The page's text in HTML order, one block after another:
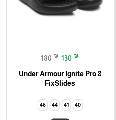
180 ₪ 130 ₪
Under Armour Ignite Pro 8
FixSlides
40
41
44
46